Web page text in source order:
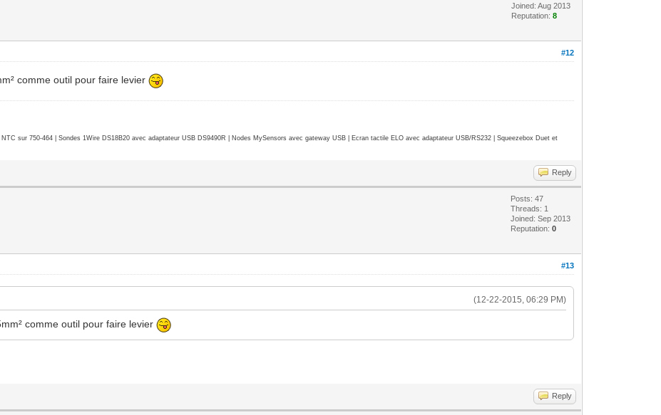
Joined: Aug 2013
Reputation:8
#12
comme outil pour faire levier
sur 750-464 | Sondes 1Wire DS18B20 avec adaptateur USB DS9490R | Nodes MySensors avec gateway USB | Ecran tactile ELO avec adaptateur USB/RS232 | Squeezebox Duet et
Reply
Posts: 47
Threads: 1
Joined: Sep 2013
Reputation:0
#13
(12-22-2015, 06:29 PM)
comme outil pour faire levier
Reply